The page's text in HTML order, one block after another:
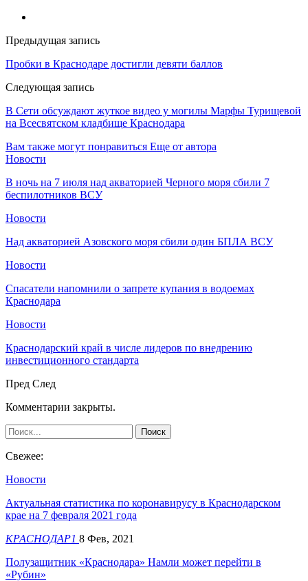
Предыдущая запись
Пробки в Краснодаре достигли девяти баллов
Следующая запись
В Сети обсуждают жуткое видео у могилы Марфы Турищевой
на Всесвятском кладбище Краснодара
Вам также могут понравиться Еще от автора
Новости
В ночь на 7 июля над акваторией Черного моря сбили 7
беспилотников ВСУ
Новости
Над акваторией Азовского моря сбили один БПЛА ВСУ
Новости
Спасатели напомнили о запрете купания в водоемах
Краснодара
Новости
Краснодарский край в числе лидеров по внедрению
инвестиционного стандарта
Пред След
Комментарии закрыты.
Свежее:
Новости
Актуальная статистика по коронавирусу в Краснодарском
крае на 7 февраля 2021 года
КРАСНОДАР1 8 Фев, 2021
Полузащитник «Краснодара» Намли может перейти в
«Рубин»